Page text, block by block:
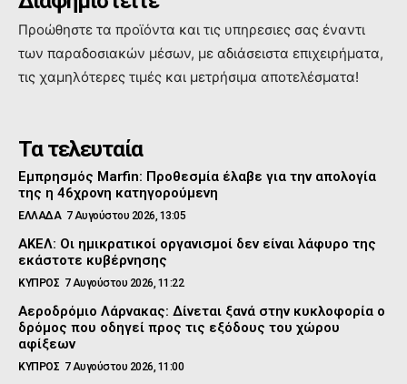
Προώθηστε τα προϊόντα και τις υπηρεσιες σας έναντι
των παραδοσιακών μέσων, με αδιάσειστα επιχειρήματα,
τις χαμηλότερες τιμές και μετρήσιμα αποτελέσματα!
Τα τελευταία
Εμπρησμός Marfin: Προθεσμία έλαβε για την απολογία
της η 46χρονη κατηγορούμενη
ΕΛΛΑΔΑ 7 Αυγούστου 2026, 13:05
ΑΚΕΛ: Οι ημικρατικοί οργανισμοί δεν είναι λάφυρο της
εκάστοτε κυβέρνησης
ΚΥΠΡΟΣ 7 Αυγούστου 2026, 11:22
Αεροδρόμιο Λάρνακας: Δίνεται ξανά στην κυκλοφορία ο
δρόμος που οδηγεί προς τις εξόδους του χώρου
αφίξεων
ΚΥΠΡΟΣ 7 Αυγούστου 2026, 11:00